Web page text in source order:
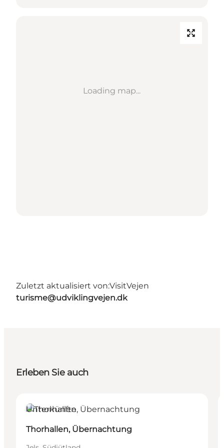
Loading map...
Zuletzt aktualisiert von:VisitVejen
turisme@udviklingvejen.dk
Erleben Sie auch
Unterkünfte
Thorhallen, Übernachtung